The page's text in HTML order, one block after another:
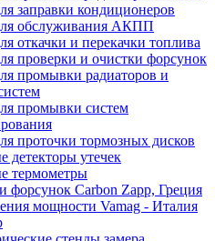
заправки кондиционеров
обслуживания АКПП
откачки и перекачки топлива
проверки и очистки форсунок
промывки радиаторов и
промывки систем
проточки тормозных дисков
детекторы утечек
термометры
форсунок Carbon Zapp, Греция
мощности Vamag - Италия